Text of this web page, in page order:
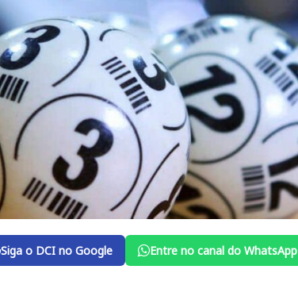
Siga o DCI no Google Entre no canal do WhatsApp